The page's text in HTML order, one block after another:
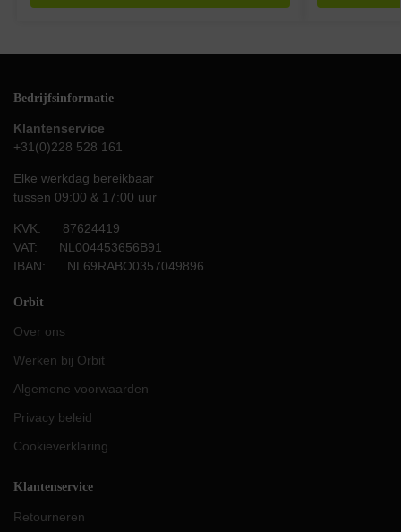
Bedrijfsinformatie
Klantenservice
+31(0)228 528 161
Elke werkdag bereikbaar
tussen 09:00 & 17:00 uur
KVK: 87624419
VAT: NL004453656B91
IBAN: NL69RABO0357049896
Orbit
Over ons
Werken bij Orbit
Algemene voorwaarden
Privacy beleid
Cookieverklaring
Klantenservice
Retourneren